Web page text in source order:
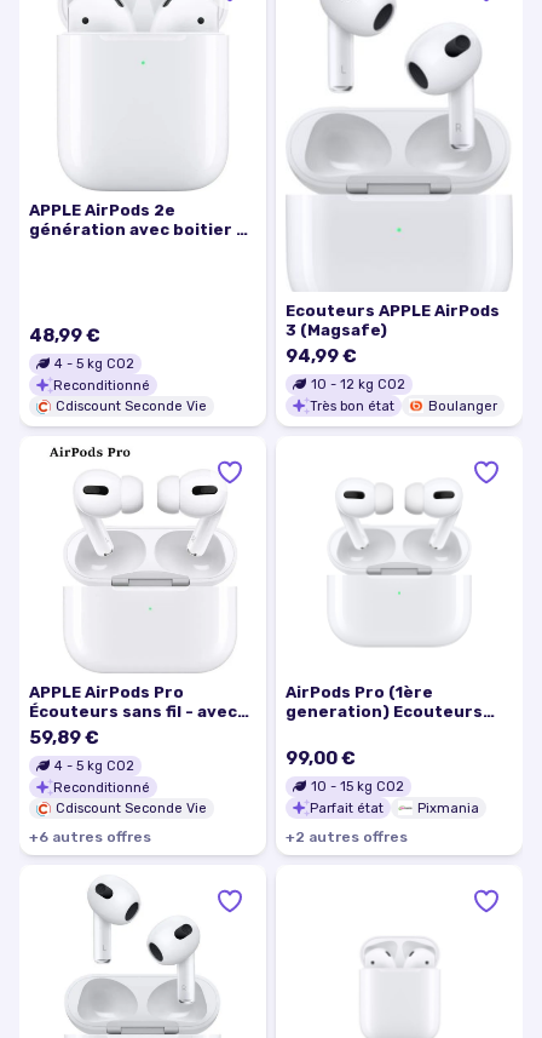
APPLE AirPods 2e
génération avec boitier de
48,99 €
4 - 5 kg CO2
Reconditionné
Cdiscount Seconde Vie
Ecouteurs APPLE AirPods
3 (Magsafe)
94,99 €
10 - 12 kg CO2
Très bon état
Boulanger
APPLE AirPods Pro
Écouteurs sans fil - avec
boitier de charge filaire
Blanc
59,89 €
4 - 5 kg CO2
Reconditionné
Cdiscount Seconde Vie
+6 autres offres
AirPods Pro (1ère
generation) Ecouteurs
bruit, Blanc - Excellent
état
99,00 €
10 - 15 kg CO2
Parfait état
Pixmania
+2 autres offres